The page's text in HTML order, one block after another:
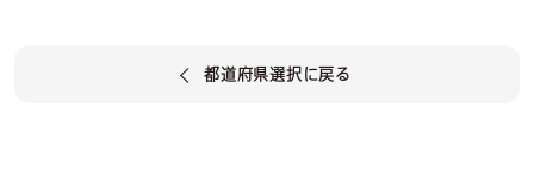
都道府県選択に戻る